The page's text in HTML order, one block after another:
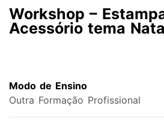
Workshop –
Acessório tema
Modo de Ensino
Outra Formação Profissional